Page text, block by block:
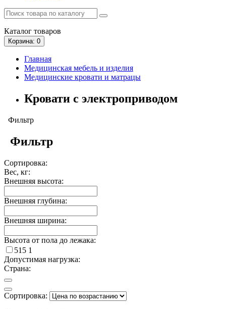
Каталог товаров
Корзина: 0
Главная
Медицинская мебель и изделия
Медицинские кровати и матрацы
Кровати с электроприводом
Фильтр
Фильтр
Сортировка:
Вес, кг:
Внешняя высота:
Внешняя глубина:
Внешняя ширина:
Высота от пола до лежака:
515 1
Допустимая нагрузка:
Страна:
Сортировка: